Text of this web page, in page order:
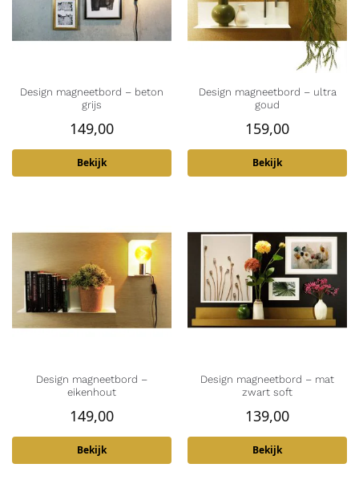
Design magneetbord – beton
grijs
149,00
Bekijk
Design magneetbord – ultra
goud
159,00
Bekijk
Design magneetbord –
eikenhout
149,00
Bekijk
Design magneetbord – mat
zwart soft
139,00
Bekijk